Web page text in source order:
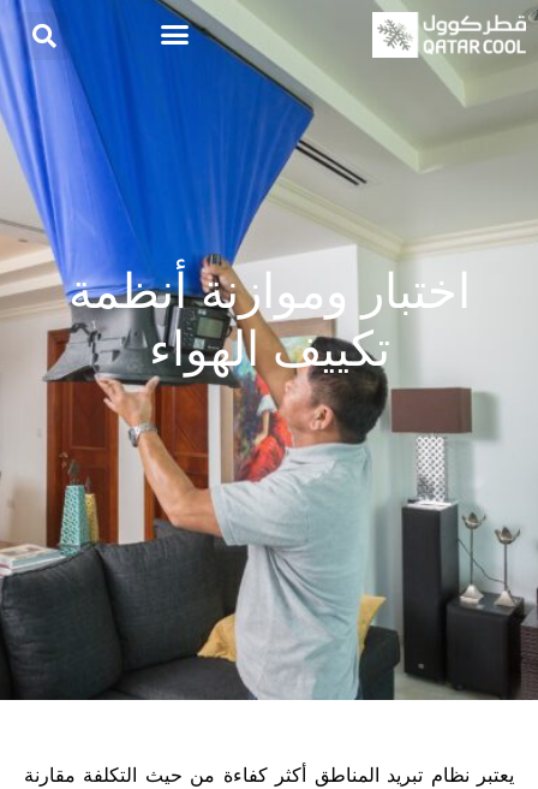
اختبار وموازنة أنظمة
تكييف الهواء
يعتبر نظام تبريد المناطق أكثر كفاءة من حيث التكلفة مقارنة